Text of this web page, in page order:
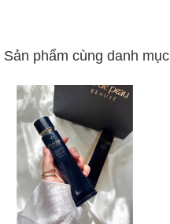
Sản phẩm cùng danh mục